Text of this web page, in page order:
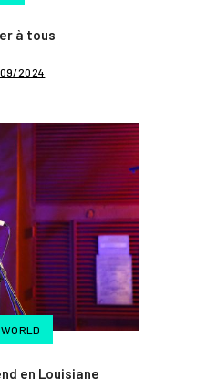
à tous
2024
en Louisiane